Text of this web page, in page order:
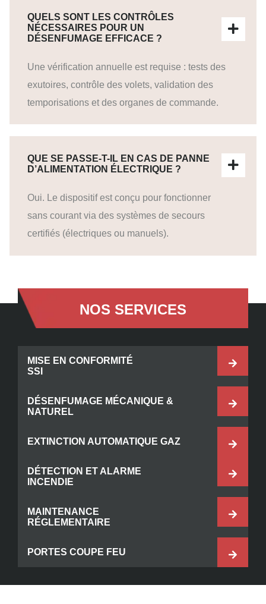
QUELS SONT LES CONTRÔLES
NÉCESSAIRES POUR UN
DÉSENFUMAGE EFFICACE ?
Une vérification annuelle est requise : tests des
exutoires, contrôle des volets, validation des
temporisations et des organes de commande.
QUE SE PASSE-T-IL EN CAS DE PANNE
D’ALIMENTATION ÉLECTRIQUE ?
Oui. Le dispositif est conçu pour fonctionner
sans courant via des systèmes de secours
certifiés (électriques ou manuels).
NOS SERVICES
MISE EN CONFORMITÉ
SSI
DÉSENFUMAGE MÉCANIQUE &
NATUREL
EXTINCTION AUTOMATIQUE GAZ
DÉTECTION ET ALARME
INCENDIE
MAINTENANCE
RÉGLEMENTAIRE
PORTES COUPE FEU